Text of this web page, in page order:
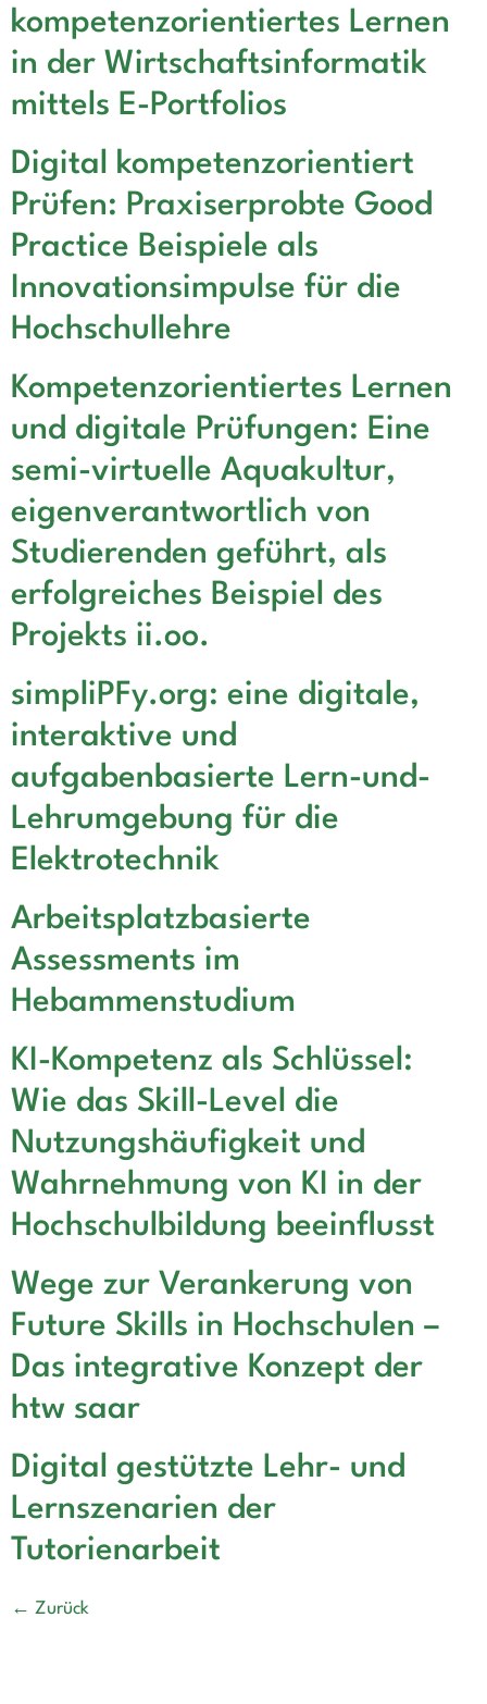
kompetenzorientiertes Lernen
in der Wirtschaftsinformatik
mittels E-Portfolios
Digital kompetenzorientiert
Prüfen: Praxiserprobte Good
Practice Beispiele als
Innovationsimpulse für die
Hochschullehre
Kompetenzorientiertes Lernen
und digitale Prüfungen: Eine
semi-virtuelle Aquakultur,
eigenverantwortlich von
Studierenden geführt, als
erfolgreiches Beispiel des
Projekts ii.oo.
simpliPFy.org: eine digitale,
interaktive und
aufgabenbasierte Lern-und-
Lehrumgebung für die
Elektrotechnik
Arbeitsplatzbasierte
Assessments im
Hebammenstudium
KI-Kompetenz als Schlüssel:
Wie das Skill-Level die
Nutzungshäufigkeit und
Wahrnehmung von KI in der
Hochschulbildung beeinflusst
Wege zur Verankerung von
Future Skills in Hochschulen –
Das integrative Konzept der
htw saar
Digital gestützte Lehr- und
Lernszenarien der
Tutorienarbeit
← Zurück